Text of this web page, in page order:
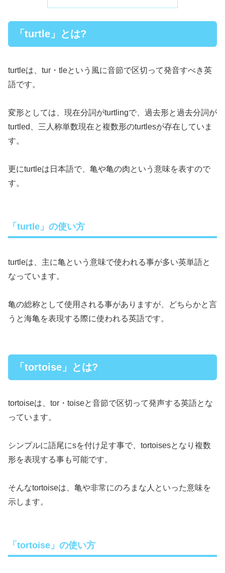
「turtle」とは?
turtleは、tur・tleという風に音節で区切って発音すべき英
語です。
変形としては、現在分詞がturtlingで、過去形と過去分詞が
turtled、三人称単数現在と複数形のturtlesが存在していま
す。
更にturtleは日本語で、亀や亀の肉という意味を表すので
す。
「turtle」の使い方
turtleは、主に亀という意味で使われる事が多い英単語と
なっています。
亀の総称として使用される事がありますが、どちらかと言
うと海亀を表現する際に使われる英語です。
「tortoise」とは?
tortoiseは、tor・toiseと音節で区切って発声する英語とな
っています。
シンプルに語尾にsを付け足す事で、tortoisesとなり複数
形を表現する事も可能です。
そんなtortoiseは、亀や非常にのろまな人といった意味を
示します。
「tortoise」の使い方